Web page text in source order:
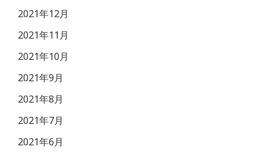
2021年12月
2021年11月
2021年10月
2021年9月
2021年8月
2021年7月
2021年6月